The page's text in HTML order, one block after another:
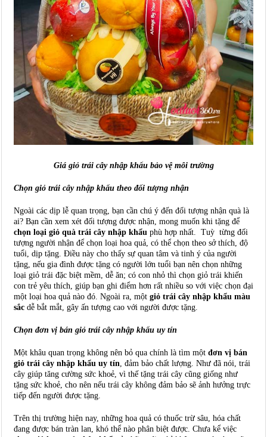
Giá giỏ trái cây nhập khẩu bảo vệ môi trường
Chọn giỏ trái cây nhập khẩu theo đối tượng nhận
Ngoài các dịp lễ quan trọng, bạn cần chú ý đến đối tượng nhận quà là
ai? Bạn cần xem xét đối tượng được nhận, mong muốn khi tặng để
chọn loại giỏ quà trái cây nhập khẩu phù hợp nhất. Tuỳ từng đối
tượng người nhận để chọn loại hoa quả, có thể chọn theo sở thích, độ
tuổi, dịp tặng. Điều này cho thấy sự quan tâm và tinh ý của người
tặng, nếu gia đình được tặng có người lớn tuổi bạn nên chọn những
loại giỏ trái đặc biệt mềm, dễ ăn; có con nhỏ thì chọn giỏ trái khiến
con trẻ yêu thích, giúp bạn ghi điểm hơn rất nhiều so với việc chọn đại
một loại hoa quả nào đó. Ngoài ra, một giỏ trái cây nhập khẩu màu
sắc dễ bắt mắt, gây ấn tượng cao với người được tặng.
Chọn đơn vị bán giỏ trái cây nhập khẩu uy tín
Một khâu quan trọng không nên bỏ qua chính là tìm một đơn vị bán
giỏ trái cây nhập khẩu uy tín , đảm bảo chất lượng. Như đã nói, trái
cây giúp tăng cường sức khoẻ, vì thế tặng trái cây cũng giống như
tặng sức khoẻ, cho nên nếu trái cây không đảm bảo sẽ ảnh hưởng trực
tiếp đến người được tặng.
Trên thị trường hiện nay, những hoa quả có thuốc trừ sâu, hóa chất
đang được bán tràn lan, khó thể nào phân biệt được. Chưa kể việc